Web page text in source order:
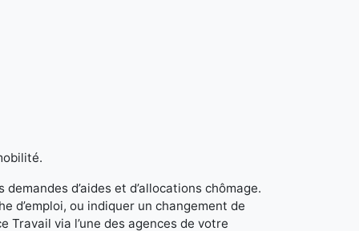
d’aides et d’allocations chômage.
d’emploi, ou indiquer un changement de
via l’une des agences de votre